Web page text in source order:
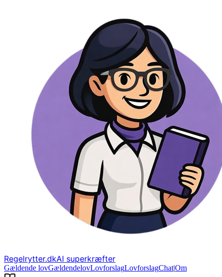
Regelrytter.dkAI superkræfter
Gældende lovGældendelovLovforslagLovforslagChat|Om